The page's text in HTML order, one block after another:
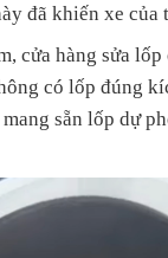
đã khiến xe
cửa hàng sửa
có lốp đúng
sẵn lốp dự